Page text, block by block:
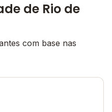
de Rio de
com base nas